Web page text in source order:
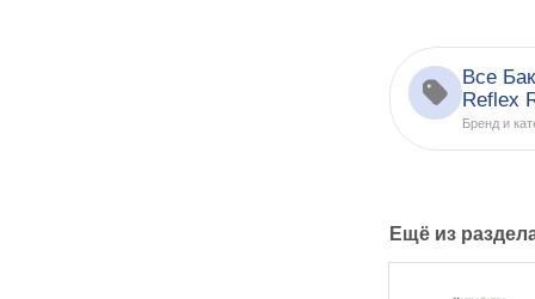
Все
Reflex
Бренд и
Ещё из